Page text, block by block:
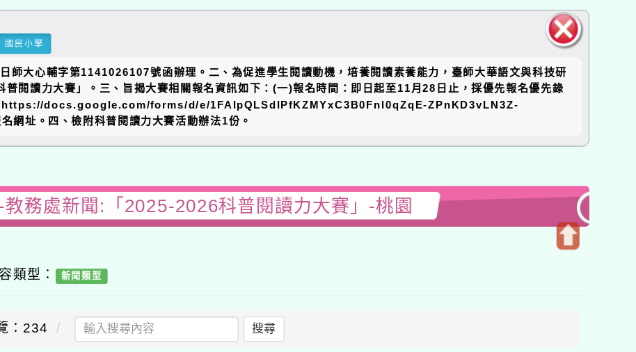
塊
國民小學
師大心輔字第1141026107號函辦理。二、為促進學生閱讀動機，培養閱讀素養能力，臺師大華語文與科技研
閱讀力大賽」。三、旨揭大賽相關報名資訊如下：(一)報名時間：即日起至11月28日止，採優先報名優先錄
：https://docs.google.com/forms/d/e/1FAIpQLSdIPfKZMYxC3B0Fnl0qZqE-ZPnKD3vLN3Z-
址。四、檢附科普閱讀力大賽活動辦法1份。
教務處新聞:「2025-2026科普閱讀力大賽」-桃園
類型： 新聞類型
：234 搜尋